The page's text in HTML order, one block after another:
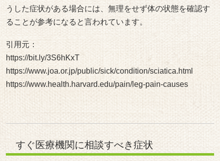
いる可能性があると考えられています。
さらに、足の色が変わる、強い腫れがあるといった状態も
体の状態を確認する目安になると言われています。普段の
違和感とは明らかに違うと感じる場合には、早めに専門家
に相談することが大切だとされています。
https://bit.ly/3S6hKxT
https://www.health.harvard.edu/pain/leg-pain-causes
https://www.joa.or.jp/public/sick/condition/sciatica.html